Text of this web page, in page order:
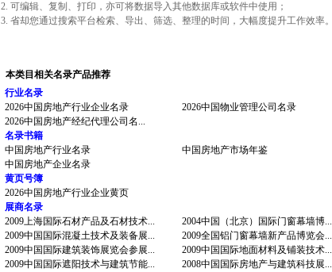
2. 可编辑、复制、打印，亦可将数据导入其他数据库或软件中使用；
3. 省却您通过搜索平台检索、导出、筛选、整理的时间，大幅度提升工作效率。
本类目相关名录产品推荐
行业名录
2026中国房地产行业企业名录
2026中国物业管理公司名录
2026中国房地产经纪代理公司名...
名录书籍
中国房地产行业名录
中国房地产市场年鉴
中国房地产企业名录
黄页号簿
2026中国房地产行业企业黄页
展商名录
2009上海国际石材产品及石材技术...
2004中国（北京）国际门窗幕墙博...
2009中国国际混凝土技术及装备展...
2009全国铝门窗幕墙新产品博览会...
2009中国国际建筑装饰展览会参展...
2009中国国际地面材料及铺装技术...
2009中国国际遮阳技术与建筑节能...
2008中国国际房地产与建筑科技展...